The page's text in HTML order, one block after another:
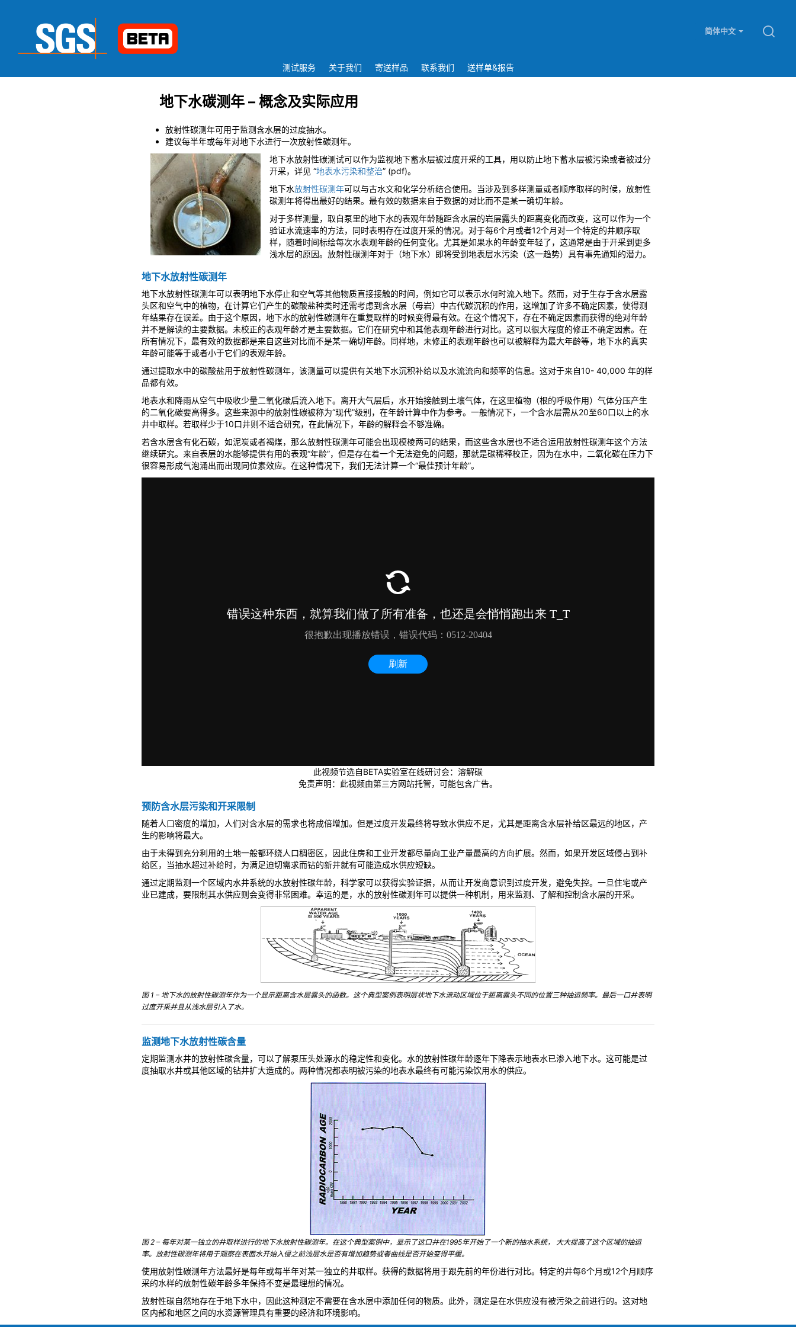
简体中文
测试服务 关于我们 寄送样品 联系我们 送样单&报告
地下水碳测年 – 概念及实际应用
放射性碳测年可用于监测含水层的过度抽水。
建议每半年或每年对地下水进行一次放射性碳测年。
地下水放射性碳测试可以作为监视地下蓄水层被过度开采的工具，用以防止地下蓄水层被污染或者被过分
开采，详见 “地表水污染和整治” (pdf)。
地下水放射性碳测年可以与古水文和化学分析结合使用。当涉及到多样测量或者顺序取样的时候，放射性
碳测年将得出最好的结果。最有效的数据来自于数据的对比而不是某一确切年龄。
对于多样测量，取自泵里的地下水的表观年龄随距含水层的岩层露头的距离变化而改变，这可以作为一个
验证水流速率的方法，同时表明存在过度开采的情况。对于每6个月或者12个月对一个特定的井顺序取
样，随着时间标绘每次水表观年龄的任何变化。尤其是如果水的年龄变年轻了，这通常是由于开采到更多
浅水层的原因。放射性碳测年对于（地下水）即将受到地表层水污染（这一趋势）具有事先通知的潜力。
地下水放射性碳测年
地下水放射性碳测年可以表明地下水停止和空气等其他物质直接接触的时间，例如它可以表示水何时流入地下。然而，对于生存于含水层露
头区和空气中的植物，在计算它们产生的碳酸盐种类时还需考虑到含水层（母岩）中古代碳沉积的作用，这增加了许多不确定因素，使得测
年结果存在误差。由于这个原因，地下水的放射性碳测年在重复取样的时候变得最有效。在这个情况下，存在不确定因素而获得的绝对年龄
并不是解读的主要数据。未校正的表观年龄才是主要数据。它们在研究中和其他表观年龄进行对比。这可以很大程度的修正不确定因素。在
所有情况下，最有效的数据都是来自这些对比而不是某一确切年龄。同样地，未修正的表观年龄也可以被解释为最大年龄等，地下水的真实
年龄可能等于或者小于它们的表观年龄。
通过提取水中的碳酸盐用于放射性碳测年，该测量可以提供有关地下水沉积补给以及水流流向和频率的信息。这对于来自10- 40,000 年的样
品都有效。
地表水和降雨从空气中吸收少量二氧化碳后流入地下。离开大气层后，水开始接触到土壤气体，在这里植物（根的呼吸作用）气体分压产生
的二氧化碳要高得多。这些来源中的放射性碳被称为“现代”级别，在年龄计算中作为参考。一般情况下，一个含水层需从20至60口以上的水
井中取样。若取样少于10口井则不适合研究，在此情况下，年龄的解释会不够准确。
若含水层含有化石碳，如泥炭或者褐煤，那么放射性碳测年可能会出现模棱两可的结果，而这些含水层也不适合运用放射性碳测年这个方法
继续研究。来自表层的水能够提供有用的表观“年龄”，但是存在着一个无法避免的问题，那就是碳稀释校正，因为在水中，二氧化碳在压力下
很容易形成气泡涌出而出现同位素效应。在这种情况下，我们无法计算一个“最佳预计年龄”。
此视频节选自BETA实验室在线研讨会：溶解碳
免责声明：此视频由第三方网站托管，可能包含广告。
预防含水层污染和开采限制
随着人口密度的增加，人们对含水层的需求也将成倍增加。但是过度开发最终将导致水供应不足，尤其是距离含水层补给区最远的地区，产
生的影响将最大。
由于未得到充分利用的土地一般都环绕人口稠密区，因此住房和工业开发都尽量向工业产量最高的方向扩展。然而，如果开发区域侵占到补
给区，当抽水超过补给时，为满足迫切需求而钻的新井就有可能造成水供应短缺。
通过定期监测一个区域内水井系统的水放射性碳年龄，科学家可以获得实验证据，从而让开发商意识到过度开发，避免失控。一旦住宅或产
业已建成，要限制其水供应则会变得非常困难。幸运的是，水的放射性碳测年可以提供一种机制，用来监测、了解和控制含水层的开采。
图 1 – 地下水的放射性碳测年作为一个显示距离含水层露头的函数。这个典型案例表明层状地下水流动区域位于距离露头不同的位置三种抽运频率。最后一口井表明
过度开采并且从浅水层引入了水。
监测地下水放射性碳含量
定期监测水井的放射性碳含量，可以了解泵压头处源水的稳定性和变化。水的放射性碳年龄逐年下降表示地表水已渗入地下水。这可能是过
度抽取水井或其他区域的钻井扩大造成的。两种情况都表明被污染的地表水最终有可能污染饮用水的供应。
图 2 – 每年对某一独立的井取样进行的地下水放射性碳测年。在这个典型案例中，显示了这口井在1995年开始了一个新的抽水系统， 大大提高了这个区域的抽运
率。放射性碳测年将用于观察在表面水开始入侵之前浅层水是否有增加趋势或者曲线是否开始变得平缓。
使用放射性碳测年方法最好是每年或每半年对某一独立的井取样。获得的数据将用于跟先前的年份进行对比。特定的井每6个月或12个月顺序
采的水样的放射性碳年龄多年保持不变是最理想的情况。
放射性碳自然地存在于地下水中，因此这种测定不需要在含水层中添加任何的物质。此外，测定是在水供应没有被污染之前进行的。这对地
区内部和地区之间的水资源管理具有重要的经济和环境影响。